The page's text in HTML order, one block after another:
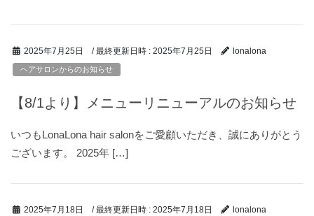
2025年7月25日 / 最終更新日時 : 2025年7月25日 lonalona
ヘアサロンからのお知らせ
【8/1より】メニューリニューアルのお知らせ
いつもLonaLona hair salonをご愛顧いただき、誠にありがとう
ございます。 2025年 […]
2025年7月18日 / 最終更新日時 : 2025年7月18日 lonalona